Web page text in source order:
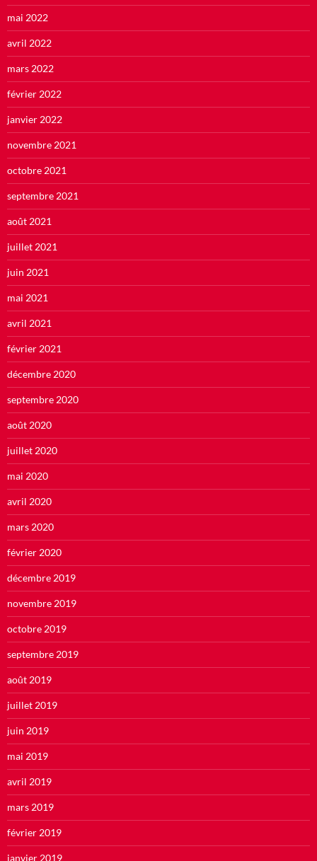
mai 2022
avril 2022
mars 2022
février 2022
janvier 2022
novembre 2021
octobre 2021
septembre 2021
août 2021
juillet 2021
juin 2021
mai 2021
avril 2021
février 2021
décembre 2020
septembre 2020
août 2020
juillet 2020
mai 2020
avril 2020
mars 2020
février 2020
décembre 2019
novembre 2019
octobre 2019
septembre 2019
août 2019
juillet 2019
juin 2019
mai 2019
avril 2019
mars 2019
février 2019
janvier 2019